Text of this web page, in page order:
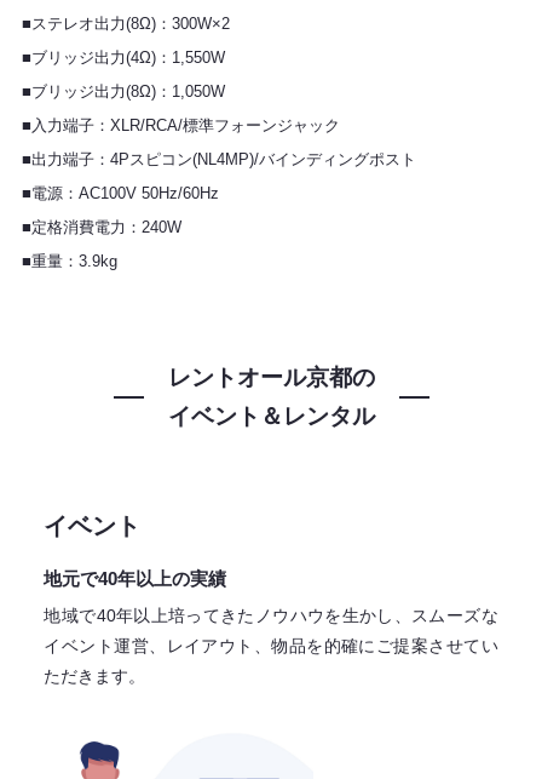
■ステレオ出力(8Ω)：300W×2
■ブリッジ出力(4Ω)：1,550W
■ブリッジ出力(8Ω)：1,050W
■入力端子：XLR/RCA/標準フォーンジャック
■出力端子：4Pスピコン(NL4MP)/バインディングポスト
■電源：AC100V 50Hz/60Hz
■定格消費電力：240W
■重量：3.9kg
レントオール京都の
イベント＆レンタル
イベント
地元で40年以上の実績
地域で40年以上培ってきたノウハウを生かし、スムーズな
イベント運営、レイアウト、物品を的確にご提案させてい
ただきます。